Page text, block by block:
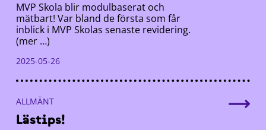
MVP Skola blir modulbaserat och
mätbart! Var bland de första som får
inblick i MVP Skolas senaste revidering.
(mer …)
2025-05-26
ALLMÄNT
Lästips!